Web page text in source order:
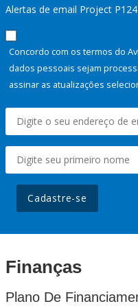
Alertas de email Project
Concordo com os termos do
dados pessoais sejam
assinar as atualizações
Cadastre-se
Finanças
Plano De